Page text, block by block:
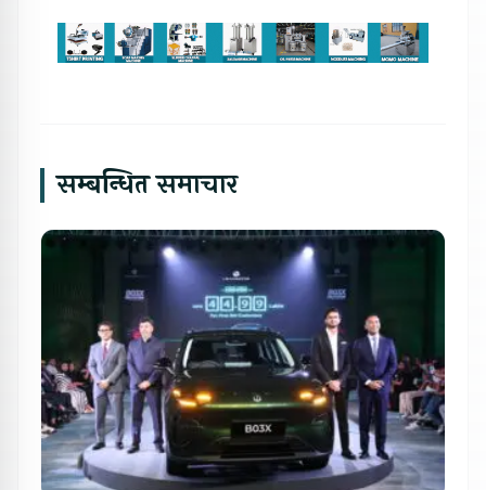
सम्बन्धित समाचार